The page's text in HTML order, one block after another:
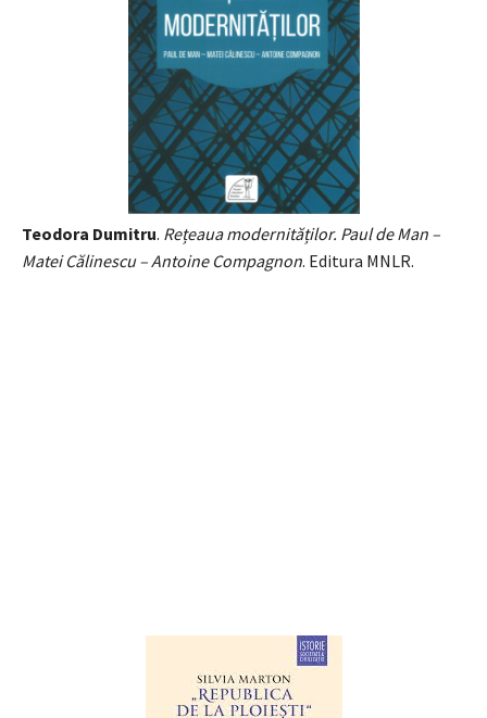
Teodora Dumitru. Rețeaua modernităților. Paul de Man –
Matei Călinescu – Antoine Compagnon. Editura MNLR.